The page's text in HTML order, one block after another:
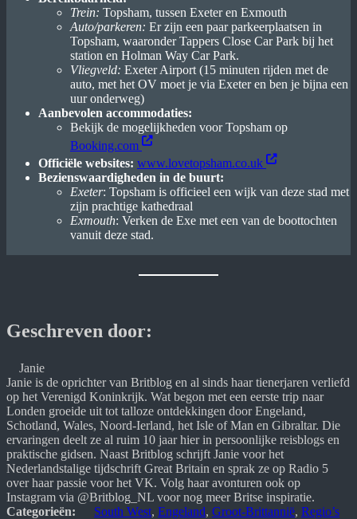
Trein: Topsham, tussen Exeter en Exmouth
Auto/parkeren: Er zijn een paar parkeerplaatsen in
Topsham, waaronder Tappers Close Car Park bij het
station en Holman Way Car Park.
Vliegveld: Exeter Airport (15 minuten rijden met de
auto, met het OV moet je via Exeter en ben je bijna een
uur onderweg)
Aanbevolen accommodaties:
Bekijk de mogelijkheden voor Topsham op
Booking.com
Officiële websites: www.lovetopsham.co.uk
Bezienswaardigheden in de buurt:
Exeter: Topsham is officieel een wijk van deze stad met
zijn prachtige kathedraal
Exmouth: Verken de Exe met een van de boottochten
vanuit deze stad.
Geschreven door:
Janie
Janie is de oprichter van Britblog en al sinds haar tienerjaren verliefd
op het Verenigd Koninkrijk. Wat begon met een eerste trip naar
Londen groeide uit tot talloze ontdekkingen door Engeland,
Schotland, Wales, Noord-Ierland, het Isle of Man en Gibraltar. Die
ervaringen deelt ze al ruim 10 jaar hier in persoonlijke reisblogs en
praktische gidsen. Naast Britblog schrijft Janie voor het
Nederlandstalige tijdschrift Great Britain en sprak ze op Radio 5
over haar passie voor het VK. Volg haar avonturen ook op
Instagram via @Britblog_NL voor nog meer Britse inspiratie.
Categorieën:
South West, Engeland, Groot-Brittannië, Regio’s